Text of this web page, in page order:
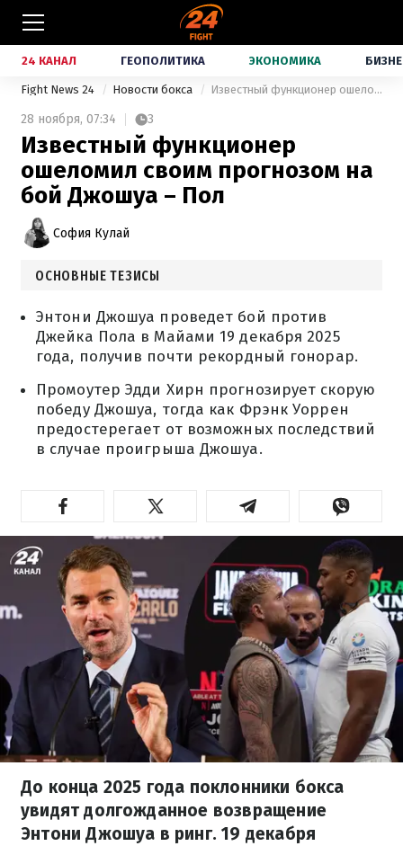
24 КАНАЛ ГЕОПОЛИТИКА ЭКОНОМИКА
Fight News 24 Новости бокса Известный функционер ошеломил своим прогнозом на бой Джошуа – Пол
28 ноября, 07:34 3
Известный функционер
ошеломил своим прогнозом на
бой Джошуа – Пол
София Кулай
ОСНОВНЫЕ ТЕЗИСЫ
Энтони Джошуа проведет бой против
Джейка Пола в Майами 19 декабря 2025
года, получив почти рекордный гонорар.
Промоутер Эдди Хирн прогнозирует скорую
победу Джошуа, тогда как Фрэнк Уоррен
предостерегает от возможных последствий
в случае проигрыша Джошуа.
До конца 2025 года поклонники бокса
увидят долгожданное возвращение
Энтони Джошуа в ринг. 19 декабря